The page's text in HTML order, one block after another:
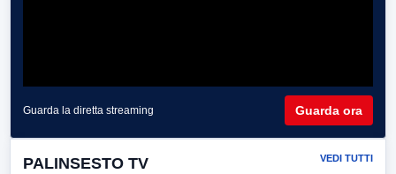
Guarda la diretta streaming Guarda ora
PALINSESTO TV VEDI TUTTI